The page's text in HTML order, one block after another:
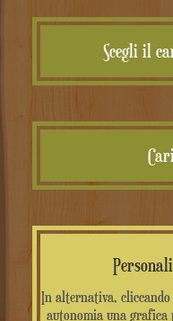
Scegli il
In alternativa,
autonomia una grafica